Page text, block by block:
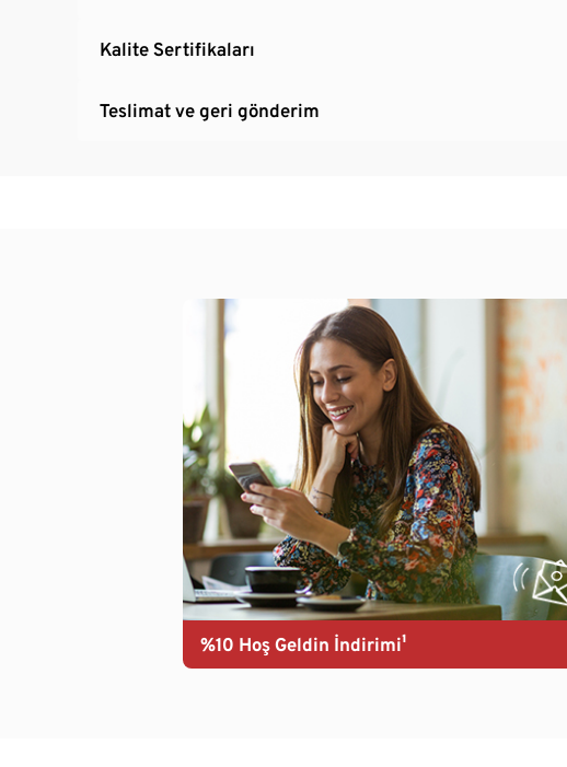
Kalite Sertifikaları
Teslimat ve geri gönderim
%10 Hoş Geldin İndirimi¹